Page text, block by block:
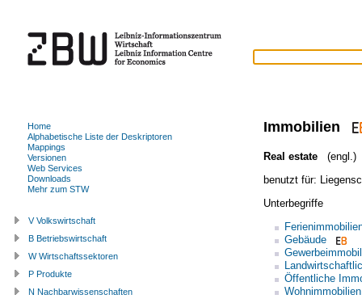
Immobilien
Real estate
(engl.)
benutzt für:
Unterbegriffe
Gebäude
Öffentliche
Wohnimmobilien
Home
Alphabetische Liste der Deskriptoren
Mappings
Versionen
Web Services
Downloads
Mehr zum STW
V Volkswirtschaft
B Betriebswirtschaft
W Wirtschaftssektoren
P Produkte
N Nachbarwissenschaften